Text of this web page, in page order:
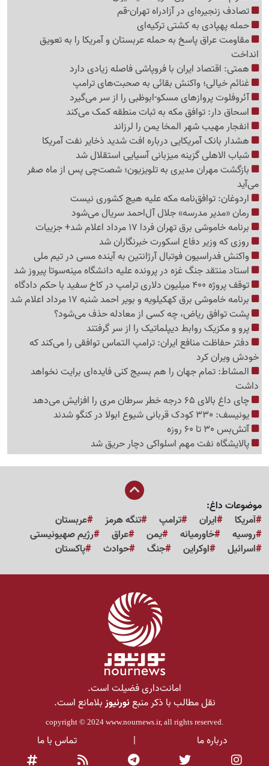
تصادف زنجیره‌ای در آزادراه تهران-قم
حمله پهپادی به کشتی ترکیه‌ای
مقاومت عراق پاسخ به حمله عربستان و آمریکا را به تعویق
انداخت
همتی: اقتصاد ایران با فروپاشی فاصله زیادی دارد
غنائم خیالی؛ واکنش بقائی به صحبت‌های ترامپ
آئروفلوت پروازهای مسکو-ابوظبی را از سر می‌گیرد
اسحاق دار: توافق مکه به ثبات منطقه کمک می‌کند
انفجار مهیب شهر المخا یمن را لرزاند
هشدار بانک آمریکایی درباره افت شدید ذخایر نفت آمریکا
شباب الاهلی گزینه میزبانی آسیایی استقلال شد
بازگشت مهران مدیری به تلویزیون؛ شصت‌چی پس از ماه صفر
می‌آید
اردوغان: توافق‌نامه مکه علیه هیچ کشوری نیست
رمان «مدیر مدرسه» جلال آل‌احمد سریال می‌شود
برنامه خاموشی برق تهران فردا 17 مرداد اعلام شد+ جزییات
روزی که وزیر دفاع اسکورت خبرنگاران شد
واکنش فدراسیون فوتبال آرژانتین به آینده مسی در تیم ملی
استاد منتقد جنگ غزه در پرونده علیه دانشگاه مینه‌سوتا پیروز شد
توقف پروژه 400 میلیون دلاری ترامپ در کاخ سفید با حکم دادگاه
برنامه خاموشی برق کهکیلویه و بویر احمد شنبه 17 مرداد اعلام شد
پشت توافق ریاض، چه کسی از معادله حذف می‌شود؟
پرو و مکزیک روابط دیپلماتیک را از سر گرفتند
دفتر حفاظت منافع ایران: ترامپ التماس توافقی را می‌کند که
خودش ویران کرد
المشاط: تمام جهان را هم بسیج کنی فایده‌ای برایت نخواهد
داشت
چای داغ بالای 65 درجه خطر سرطان مری را افزایش می‌دهد
یونیسف: 330 کودک قربانی شیوع ابولا در کنگو شدند
آتش‌بس 30 تا 60 روزه
پالایشگاه نفت مهم اسلواکی دچار حریق شد
موضوعات داغ:
آمریکا
ایران ترامپ تنگه هرمز
عربستان
روسیه
خاورمیانه یمن عراق
رژیم صهیونیستی
اسرائیل
اوکراین جنگ حوادث پاکستان
امانت‌داری فضیلت است.
نقل مطالب با ذکر منبعنورنیوزبلامانع است.
copyright © 2024 www.nournews.ir, all rights reserved.
درباره ما | تماس با ما